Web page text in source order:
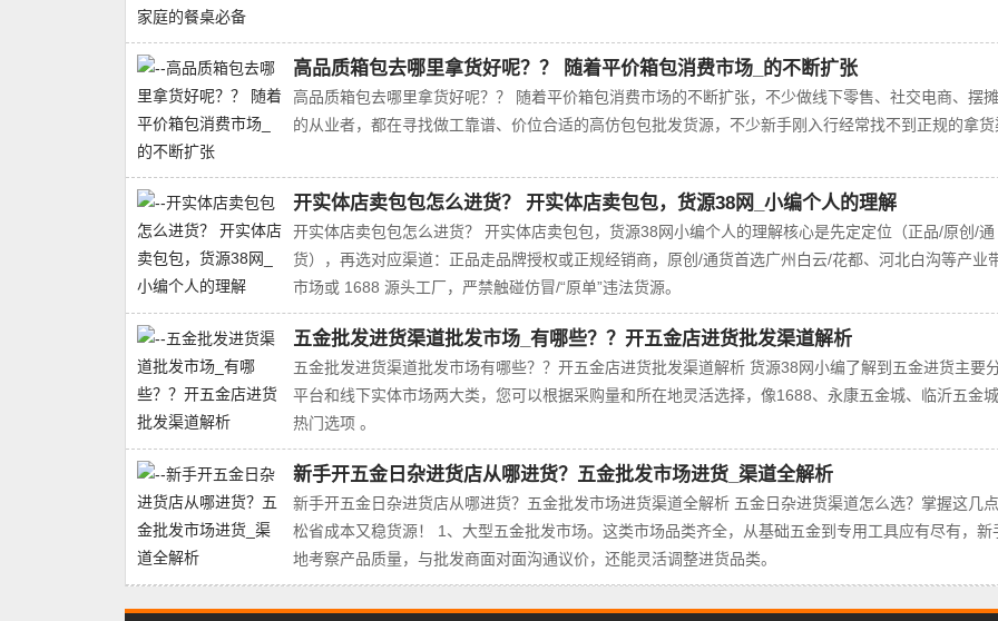
高品质箱包去哪里拿货好呢？？ 随着平价箱包消费市场_的不断扩张
高品质箱包去哪里拿货好呢？？ 随着平价箱包消费市场的不断扩张，不少做线下零售、社交电商、摆
的从业者，都在寻找做工靠谱、价位合适的高仿包包批发货源，不少新手刚入行经常找不到正规的拿货
开实体店卖包包怎么进货？ 开实体店卖包包，货源38网_小编个人的理解
开实体店卖包包怎么进货？ 开实体店卖包包，货源38网小编个人的理解核心是‌先定定位（正品/原创/通
货），再选对应渠道：正品走品牌授权或正规经销商，原创/通货首选广州白云/花都、河北白沟等产业
市场或 1688 源头工厂，严禁触碰仿冒/“原单”违法货源‌。‌‌
五金批发进货渠道批发市场_有哪些？？开五金店进货批发渠道解析
五金批发进货渠道批发市场有哪些？？开五金店进货批发渠道解析 货源38网小编了解到五金进货主要
平台和线下实体市场两大类‌，您可以根据采购量和所在地灵活选择，像1688、永康五金城、临沂五金
热门选项 。‌‌‌
新手开五金日杂进货店从哪进货？五金批发市场进货_渠道全解析
新手开五金日杂进货店从哪进货？五金批发市场进货渠道全解析 五金日杂进货渠道怎么选？掌握这几
松省成本又稳货源！ 1、大型五金批发市场。这类市场品类齐全，从基础五金到专用工具应有尽有，新
地考察产品质量，与批发商面对面沟通议价，还能灵活调整进货品类。